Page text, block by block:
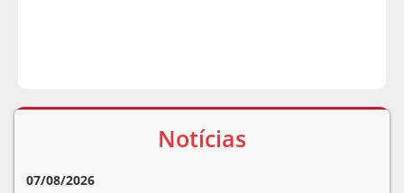
Notícias
07/08/2026